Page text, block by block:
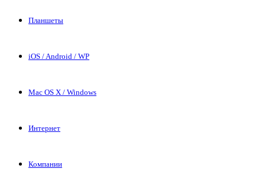
Планшеты
iOS / Android / WP
Mac OS X / Windows
Интернет
Компании